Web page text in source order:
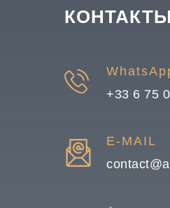
КОНТАКТЫ
+33 6 75
E-MAIL